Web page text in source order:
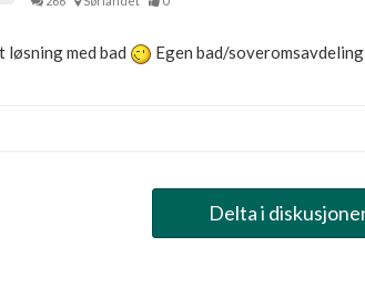
med bad Egen bad/
Delta i